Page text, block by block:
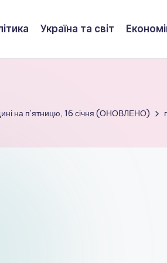
Україна та світ
на п’ятницю, 16 січня (ОНОВЛЕНО)